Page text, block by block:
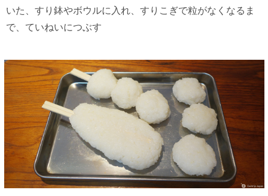
いた、すり鉢やボウルに入れ、すりこぎで粒がなくなるま
で、ていねいにつぶす